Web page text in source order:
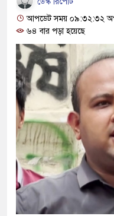
করতে ন্যাটোভুক্ত দেশে হামলা
সার্কিটে আগুনে ঘর পুড়ে ছাই,
মাথায় বোতল ছুঁড়লো কে,
অভিযোগে জাবি ছাত্রদলের যুগ্ম
মব সৃষ্টির সুযোগ নিতে
আপডেট সময় ০৯:৩২:৩২
৬৪ বার পড়া হয়েছে